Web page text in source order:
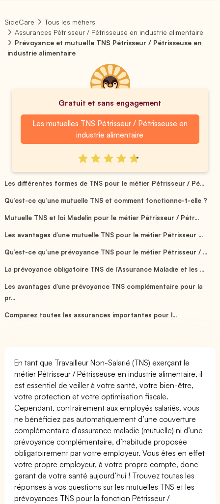
SideCare
Tous les métiers
Assurances Pétrisseur / Pétrisseuse en industrie alimentaire
Prévoyance et mutuelle TNS Pétrisseur / Pétrisseuse en
industrie alimentaire
Gratuit et sans engagement
Les mutuelles TNS Pétrisseur / Pétrisseuse en
industrie alimentaire
Les différentes formes de TNS pour le métier Pétrisseur / Pé...
Qu’est-ce qu’une mutuelle TNS et comment fonctionne-t-elle ?
Mutuelle TNS et loi Madelin pour le métier Pétrisseur / Pétr...
Les avantages d’une mutuelle TNS pour le métier Pétrisseur ...
Qu’est-ce qu’une prévoyance TNS pour le métier Pétrisseur / ...
La prévoyance obligatoire TNS de l’Assurance Maladie et les ...
Les avantages d’une prévoyance TNS complémentaire pour la
pr...
Comparez toutes les assurances importantes pour l...
En tant que Travailleur Non-Salarié (TNS) exerçant le
métier Pétrisseur / Pétrisseuse en industrie alimentaire, il
est essentiel de veiller à votre santé, votre bien-être,
votre protection et votre optimisation fiscale.
Cependant, contrairement aux employés salariés, vous
ne bénéficiez pas automatiquement d’une couverture
complémentaire d'assurance maladie (mutuelle) ni d’une
prévoyance complémentaire, d’habitude proposée
obligatoirement par votre employeur. Vous êtes en effet
votre propre employeur, à votre propre compte, donc
garant de votre santé aujourd’hui ! Trouvez toutes les
réponses à vos questions sur les mutuelles TNS et les
prévoyances TNS pour la fonction Pétrisseur /